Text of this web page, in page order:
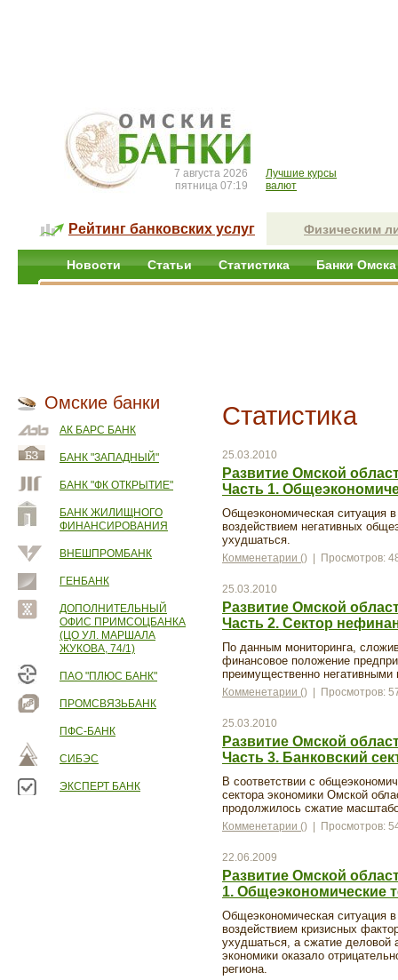
7 августа 2026
пятница 07:19
Лучшие курсы
валют
Рейтинг банковских услуг Физическим
Новости Статьи Статистика Банки Омска
Омские банки
АК БАРС БАНК
БАНК "ЗАПАДНЫЙ"
БАНК "ФК ОТКРЫТИЕ"
БАНК ЖИЛИЩНОГО
ФИНАНСИРОВАНИЯ
ВНЕШПРОМБАНК
ГЕНБАНК
ДОПОЛНИТЕЛЬНЫЙ
ОФИС ПРИМСОЦБАНКА
(ЦО УЛ. МАРШАЛА
ЖУКОВА, 74/1)
ПАО "ПЛЮС БАНК"
ПРОМСВЯЗЬБАНК
ПФС-БАНК
СИБЭС
ЭКСПЕРТ БАНК
Статистика
25.03.2010
Развитие Омской
Часть 1.
Общеэкономическая ситуация
воздействием негативных
ухудшаться.
Комменетарии () | Просмотров:
25.03.2010
Развитие Омской
Часть 2. Сектор
По данным мониторинга,
финансовое положение
преимущественно
Комменетарии () | Просмотров:
25.03.2010
Развитие Омской
Часть 3. Банковский
В соответствии с
сектора экономики Омской
продолжилось сжатие
Комменетарии () | Просмотров:
22.06.2009
Развитие Омской
1. Общеэкономические
Общеэкономическая ситуация
воздействием кризисных
ухудшаться, а сжатие деловой
экономики оказало
региона.